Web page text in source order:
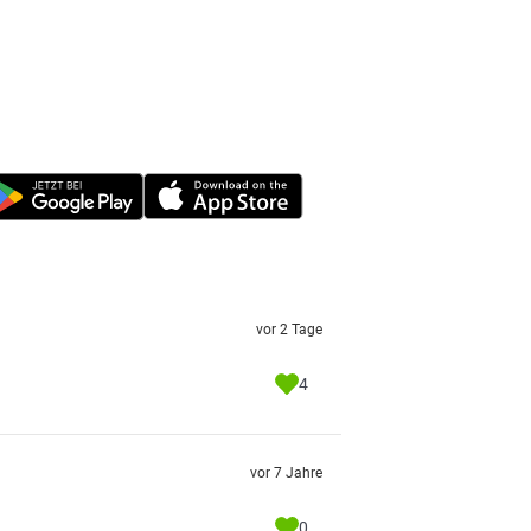
vor 2 Tage
4
vor 7 Jahre